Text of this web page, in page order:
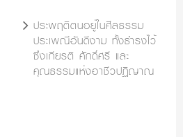
ประพฤติตนอยู่ในศีลธรรม
ประเพณีอันดีงาม ทั้งธำรงไว้
ซึ่งเกียรติ ศักดิ์ศรี และ
คุณธรรมแห่งอาชีวปฏิญาณ